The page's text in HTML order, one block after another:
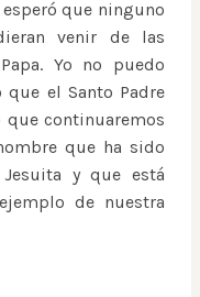
que ninguno
venir de las
Yo no puedo
el Santo Padre
que continuaremos
que ha sido
y que está
de nuestra